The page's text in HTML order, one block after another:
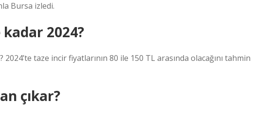
Bursa izledi.
2024?
taze incir fiyatlarının 80 ile 150 TL arasında olacağını tahmin
çıkar?